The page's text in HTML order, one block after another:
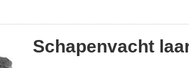
Schapenvacht